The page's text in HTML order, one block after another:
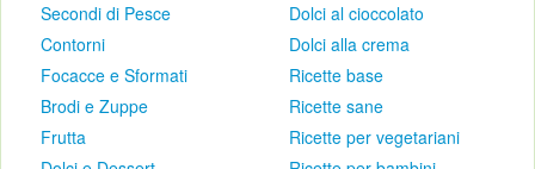
Secondi di Pesce
Contorni
Focacce e Sformati
Brodi e Zuppe
Frutta
Dolci al cioccolato
Dolci alla crema
Ricette base
Ricette sane
Ricette per vegetariani